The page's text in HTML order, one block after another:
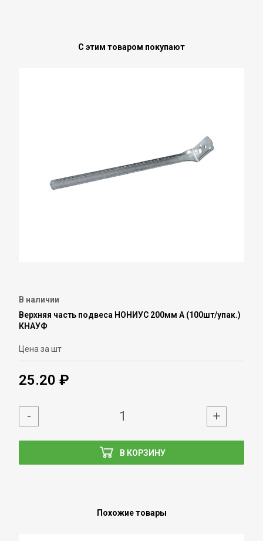
С этим товаром покупают
В наличии
Верхняя часть подвеса НОНИУС 200мм А (100шт/упак.)
КНАУФ
Цена за шт
25.20 ₽
В КОРЗИНУ
- +
Похожие товары